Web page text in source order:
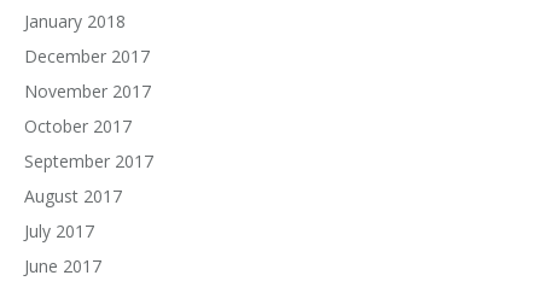
January 2018
December 2017
November 2017
October 2017
September 2017
August 2017
July 2017
June 2017